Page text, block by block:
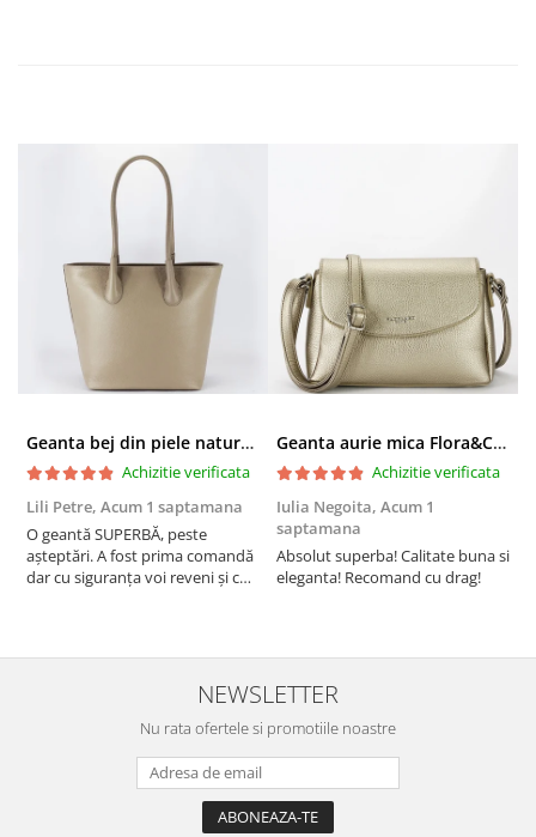
Geanta bej din piele naturala 8966 123
Achizitie verificata
Lili Petre, Acum 1 saptamana
O geantă SUPERBĂ, peste
așteptări. A fost prima comandă
dar cu siguranța voi reveni și cu
doua zi). RECOMAND SOFILINE!!!
Geanta aurie mica Flora&CO Paris H6930 16
Achizitie verificata
Iulia Negoita, Acum 1
saptamana
Absolut superba! Calitate buna si
eleganta! Recomand cu drag!
NEWSLETTER
Nu rata ofertele si promotiile noastre